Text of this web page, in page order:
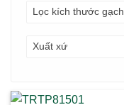
Lọc kích thước gạch
Xuất xứ